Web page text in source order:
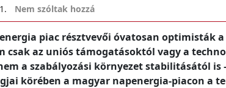
Nem szóltak hozzá
piac résztvevői óvatosan optimisták
csak az uniós támogatásoktól vagy a
a szabályozási környezet stabilitásától is
körében a magyar napenergia-piacon a